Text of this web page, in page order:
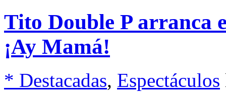
Tito Double P arranca
¡Ay Mamá!
* Destacadas, Espectáculos